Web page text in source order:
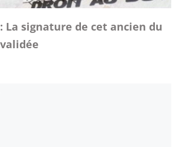
La signature de cet ancien du